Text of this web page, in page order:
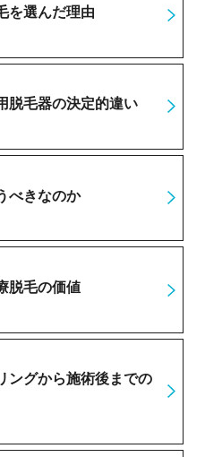
を選んだ理由
脱毛器の決定的違い
べきなのか
脱毛の価値
ングから施術後までの